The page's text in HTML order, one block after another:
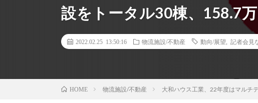
設をトータル30棟、158.7
2022.02.25 13:50:16 物流施設/不動産 動向/展望 記者会見
HOME 物流施設/不動産 大和ハウス工業、22年度はマルチ